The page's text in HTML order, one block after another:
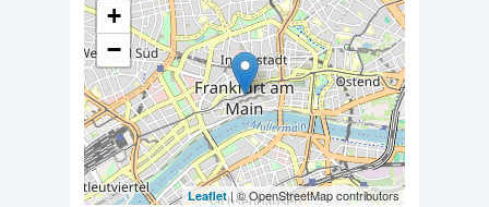
+
−
Leaflet| © OpenStreetMap contributors